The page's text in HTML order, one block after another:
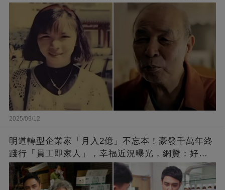
崩：真正的英雄不該被遺忘
2025/09/12
明道轉型企業家「月入2億」不忘本！豪發千萬年終
踐行「員工即家人」，幸福近況曝光，網贊：好老
闆的福報